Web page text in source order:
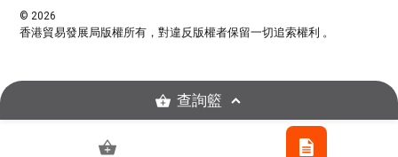
© 2026
香港貿易發展局版權所有，對違反版權者保留一切追索權利 。
查詢籃